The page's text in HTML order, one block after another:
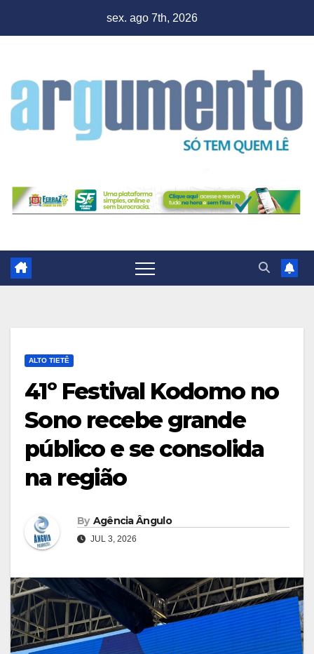
sex. ago 7th, 2026
ALTO TIETÊ
41º Festival Kodomo no
Sono recebe grande
público e se consolida
na região
By Agência Ângulo
JUL 3, 2026